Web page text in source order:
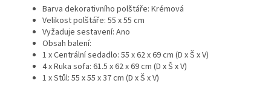
Barva dekorativního polštáře: Krémová
Velikost polštáře: 55 x 55 cm
Vyžaduje sestavení: Ano
Obsah balení:
1 x Centrální sedadlo: 55 x 62 x 69 cm (D x Š x V)
4 x Ruka sofa: 61.5 x 62 x 69 cm (D x Š x V)
1 x Stůl: 55 x 55 x 37 cm (D x Š x V)